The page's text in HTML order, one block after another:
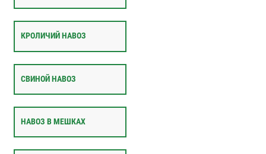
КРОЛИЧИЙ НАВОЗ
СВИНОЙ НАВОЗ
НАВОЗ В МЕШКАХ